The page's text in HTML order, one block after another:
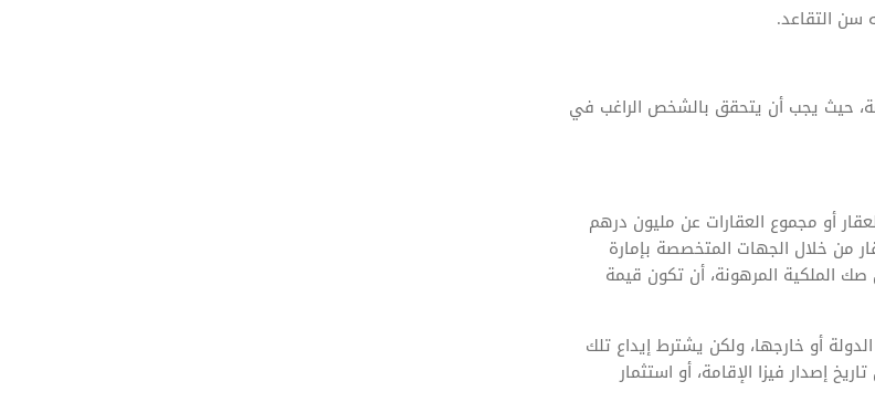
حيث يجب أن يتحقق بالشخص الراغب في
أو مجموع العقارات عن مليون درهم
من خلال الجهات المتخصصة بإمارة
الملكية المرهونة، أن تكون قيمة
أو خارجها، ولكن يشترط إيداع تلك
المالية في الدولة، وذلك خلال 60 يوما من تاريخ إصدار فيزا الإقامة، أو استثمار